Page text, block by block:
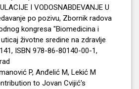
I VODOSNABDEVANJE U
po pozivu, Zbornik radova
kongresa "Biomedicina i
životne sredine na zdravlje
ISBN 978-86-80140-00-1,
P, Anđelić M, Lekić M
to Jovan Cvijić's